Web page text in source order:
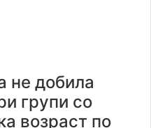
не добила
групи со
возраст по